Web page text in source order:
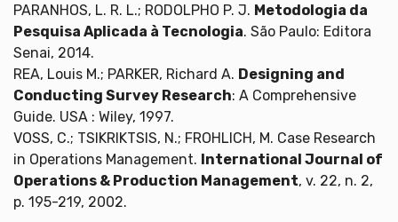
PARANHOS, L. R. L.; RODOLPHO P. J. Metodologia da
Pesquisa Aplicada à Tecnologia. São Paulo: Editora
Senai, 2014.
REA, Louis M.; PARKER, Richard A. Designing and
Conducting Survey Research: A Comprehensive
Guide. USA : Wiley, 1997.
VOSS, C.; TSIKRIKTSIS, N.; FROHLICH, M. Case Research
in Operations Management. International Journal of
Operations & Production Management, v. 22, n. 2,
p. 195-219, 2002.